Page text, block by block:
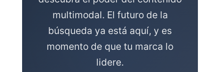
multimodal. El futuro de la
búsqueda ya está aquí, y es
momento de que tu marca lo
lidere.